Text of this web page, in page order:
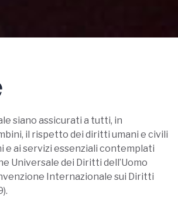
siano assicurati a tutti, in
il rispetto dei diritti umani e civili
e ai servizi essenziali contemplati
Universale dei Diritti dell’Uomo
Internazionale sui Diritti